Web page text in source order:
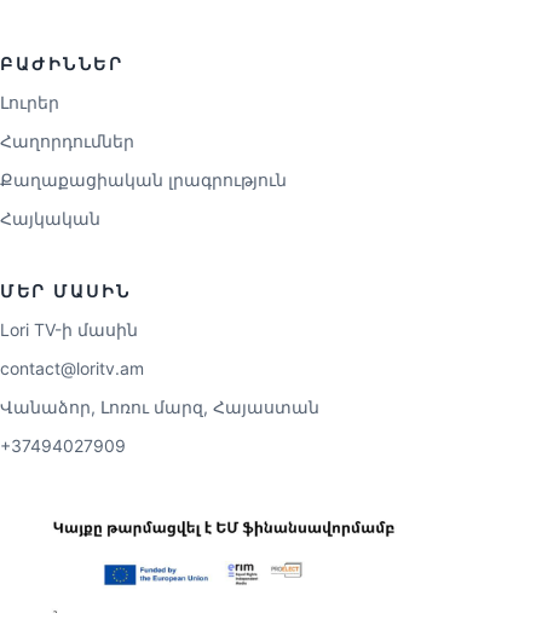
ԲԱԺԻՆՆԵՐ
Լուրեր
Հաղորդումներ
Քաղաքացիական լրագրություն
Հայկական
ՄԵՐ ՄԱՍԻՆ
Lori TV-ի մասին
contact@loritv.am
Վանաձոր, Լոռու մարզ, Հայաստան
+37494027909